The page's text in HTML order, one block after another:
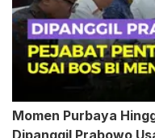
Momen Purbaya